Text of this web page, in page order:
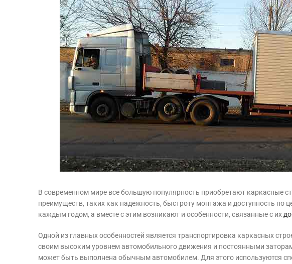
В современном мире все большую популярность приобретают каркасные
преимуществ, таких как надежность, быстроту монтажа и доступность по
каждым годом, а вместе с этим возникают и особенности, связанные с их
Одной из главных особенностей является транспортировка каркасных
своим высоким уровнем автомобильного движения и постоянными
может быть выполнена обычным автомобилем. Для этого используются